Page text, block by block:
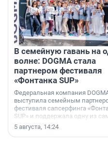
В семейную гавань на
волне: DOGMA стала
партнером фестиваля
«Фонтанка SUP»
Федеральная компания
выступила семейным
фестиваля сапсерфинга
SUP» и поддержала одну из
ярких и романтичных
«SUP-свадьба».
5 августа, 14:24